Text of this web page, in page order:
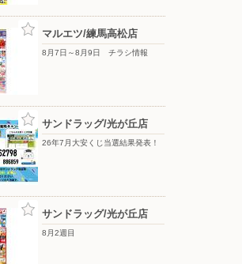
マルエツ/練馬高松店
8月7日～8月9日 チラシ情報
サンドラッグ/光が丘店
26年7月大安くじ当選結果発表！
サンドラッグ/光が丘店
8月2週目